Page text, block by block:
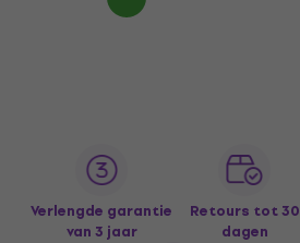
Verlengde garantie
van 3 jaar
Retours tot 30
dagen